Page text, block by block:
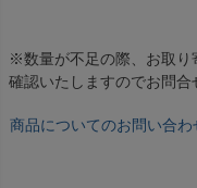
※数量が不足の際、お取り
確認いたしますのでお問合
商品についてのお問い合わ